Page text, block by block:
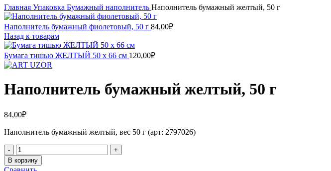
Главная Упаковка Бумажный наполнитель Наполнитель бумажный желтый, 50 г
Наполнитель бумажный фиолетовый, 50 г 84,00₽
Назад к товарам
Бумага тишью ЖЕЛТЫЙ 50 х 66 см 120,00₽
Наполнитель бумажный желтый, 50 г
84,00₽
Наполнитель бумажный желтый, вес 50 г (арт: 2797026)
Количество
товара
Наполнитель
В корзину